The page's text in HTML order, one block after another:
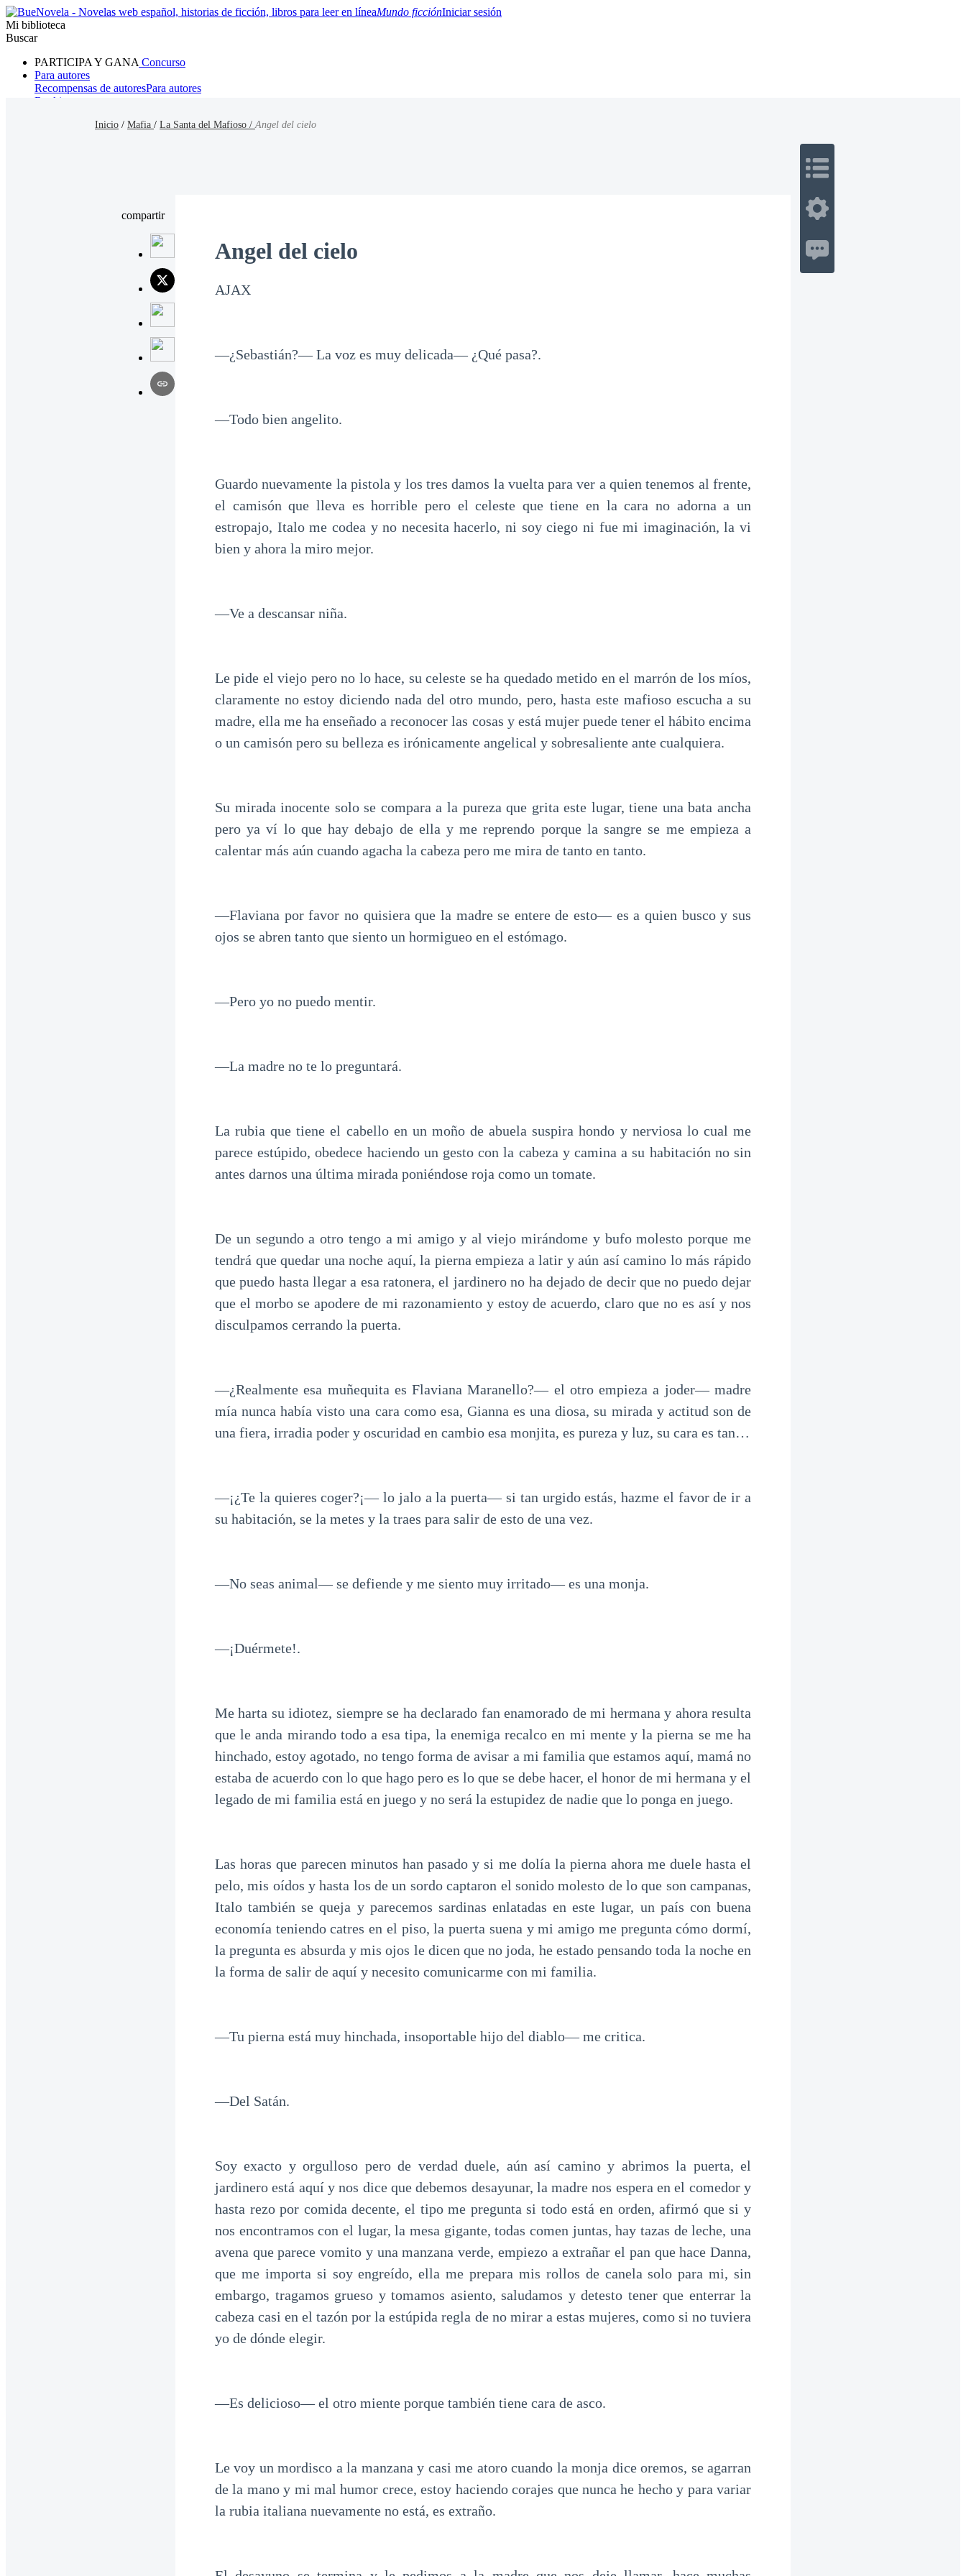
Mundo ficciónIniciar sesión
Mi biblioteca
Buscar
PARTICIPA Y GANA Concurso
Para autores
Recompensas de autoresPara autores
Ranking
Inicio / Mafia / La Santa del Mafioso /Angel del cielo
compartir
Angel del cielo
AJAX
—¿Sebastián?— La voz es muy delicada— ¿Qué pasa?.
—Todo bien angelito.
Guardo nuevamente la pistola y los tres damos la vuelta para ver a quien tenemos al frente,
el camisón que lleva es horrible pero el celeste que tiene en la cara no adorna a un
estropajo, Italo me codea y no necesita hacerlo, ni soy ciego ni fue mi imaginación, la vi
bien y ahora la miro mejor.
—Ve a descansar niña.
Le pide el viejo pero no lo hace, su celeste se ha quedado metido en el marrón de los míos,
claramente no estoy diciendo nada del otro mundo, pero, hasta este mafioso escucha a su
madre, ella me ha enseñado a reconocer las cosas y está mujer puede tener el hábito encima
o un camisón pero su belleza es irónicamente angelical y sobresaliente ante cualquiera.
Su mirada inocente solo se compara a la pureza que grita este lugar, tiene una bata ancha
pero ya ví lo que hay debajo de ella y me reprendo porque la sangre se me empieza a
calentar más aún cuando agacha la cabeza pero me mira de tanto en tanto.
—Flaviana por favor no quisiera que la madre se entere de esto— es a quien busco y sus
ojos se abren tanto que siento un hormigueo en el estómago.
—Pero yo no puedo mentir.
—La madre no te lo preguntará.
La rubia que tiene el cabello en un moño de abuela suspira hondo y nerviosa lo cual me
parece estúpido, obedece haciendo un gesto con la cabeza y camina a su habitación no sin
antes darnos una última mirada poniéndose roja como un tomate.
De un segundo a otro tengo a mi amigo y al viejo mirándome y bufo molesto porque me
tendrá que quedar una noche aquí, la pierna empieza a latir y aún así camino lo más rápido
que puedo hasta llegar a esa ratonera, el jardinero no ha dejado de decir que no puedo dejar
que el morbo se apodere de mi razonamiento y estoy de acuerdo, claro que no es así y nos
disculpamos cerrando la puerta.
—¿Realmente esa muñequita es Flaviana Maranello?— el otro empieza a joder— madre
mía nunca había visto una cara como esa, Gianna es una diosa, su mirada y actitud son de
una fiera, irradia poder y oscuridad en cambio esa monjita, es pureza y luz, su cara es tan…
—¡¿Te la quieres coger?¡— lo jalo a la puerta— si tan urgido estás, hazme el favor de ir a
su habitación, se la metes y la traes para salir de esto de una vez.
—No seas animal— se defiende y me siento muy irritado— es una monja.
—¡Duérmete!.
Me harta su idiotez, siempre se ha declarado fan enamorado de mi hermana y ahora resulta
que le anda mirando todo a esa tipa, la enemiga recalco en mi mente y la pierna se me ha
hinchado, estoy agotado, no tengo forma de avisar a mi familia que estamos aquí, mamá no
estaba de acuerdo con lo que hago pero es lo que se debe hacer, el honor de mi hermana y el
legado de mi familia está en juego y no será la estupidez de nadie que lo ponga en juego.
Las horas que parecen minutos han pasado y si me dolía la pierna ahora me duele hasta el
pelo, mis oídos y hasta los de un sordo captaron el sonido molesto de lo que son campanas,
Italo también se queja y parecemos sardinas enlatadas en este lugar, un país con buena
economía teniendo catres en el piso, la puerta suena y mi amigo me pregunta cómo dormí,
la pregunta es absurda y mis ojos le dicen que no joda, he estado pensando toda la noche en
la forma de salir de aquí y necesito comunicarme con mi familia.
—Tu pierna está muy hinchada, insoportable hijo del diablo— me critica.
—Del Satán.
Soy exacto y orgulloso pero de verdad duele, aún así camino y abrimos la puerta, el
jardinero está aquí y nos dice que debemos desayunar, la madre nos espera en el comedor y
hasta rezo por comida decente, el tipo me pregunta si todo está en orden, afirmó que si y
nos encontramos con el lugar, la mesa gigante, todas comen juntas, hay tazas de leche, una
avena que parece vomito y una manzana verde, empiezo a extrañar el pan que hace Danna,
que me importa si soy engreído, ella me prepara mis rollos de canela solo para mi, sin
embargo, tragamos grueso y tomamos asiento, saludamos y detesto tener que enterrar la
cabeza casi en el tazón por la estúpida regla de no mirar a estas mujeres, como si no tuviera
yo de dónde elegir.
—Es delicioso— el otro miente porque también tiene cara de asco.
Le voy un mordisco a la manzana y casi me atoro cuando la monja dice oremos, se agarran
de la mano y mi mal humor crece, estoy haciendo corajes que nunca he hecho y para variar
la rubia italiana nuevamente no está, es extraño.